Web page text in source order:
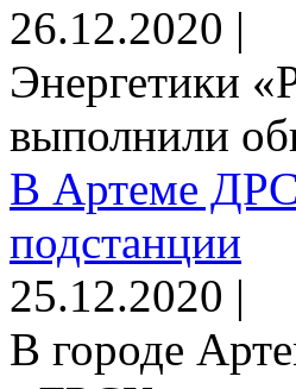
26.12.2020 |
Энергетики
выполнили
В Артеме
подстанции
25.12.2020 |
В городе